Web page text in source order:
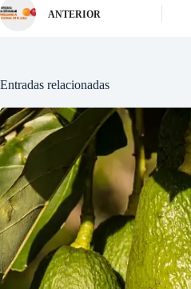
ANTERIOR
Entradas relacionadas